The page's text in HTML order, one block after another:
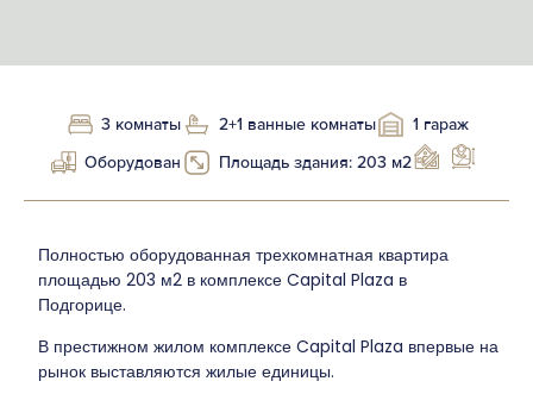
3 комнаты 2+1 ванные комнаты
1 гараж
Оборудован
Площадь здания: 203 м2
Полностью оборудованная трехкомнатная квартира
площадью 203 м2 в комплексе Capital Plaza в
Подгорице.
В престижном жилом комплексе Capital Plaza впервые на
рынок выставляются жилые единицы.